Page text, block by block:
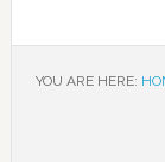
YOU ARE HERE: